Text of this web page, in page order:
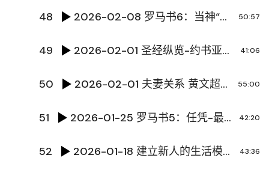
48 2026-02-08 罗马书6：当神“任凭”世人 陈国辉传道 50:57
49 2026-02-01 圣经纵览-约书亚记8 陈国辉传道 41:06
50 2026-02-01 夫妻关系 黄文超牧师 55:00
51 2026-01-25 罗马书5：任凭-最沉重的审判 陈国辉传道 42:20
52 2026-01-18 建立新人的生活模式 黄文超牧师 43:36